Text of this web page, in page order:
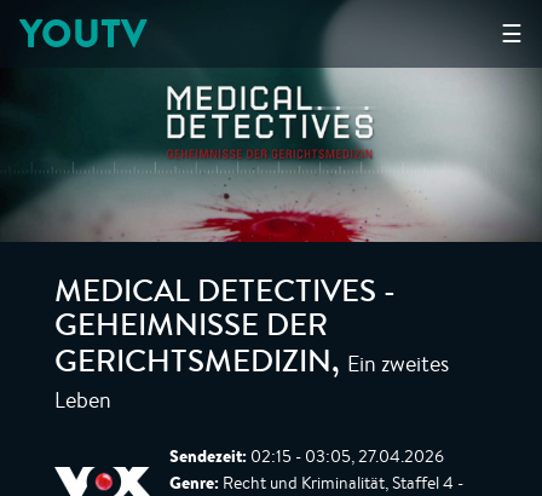
☰
YOUTV
MEDICAL DETECTIVES -
GEHEIMNISSE DER
GERICHTSMEDIZIN, Ein zweites
Leben
Sendezeit: 02:15 - 03:05, 27.04.2026
Genre: Recht und Kriminalität, Staffel 4 -